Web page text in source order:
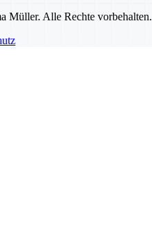
Müller. Alle Rechte vorbehalten.